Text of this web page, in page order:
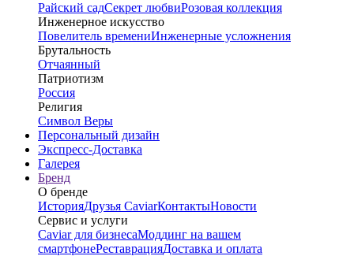
Райский садСекрет любвиРозовая коллекция
Инженерное искусство
Повелитель времениИнженерные усложнения
Брутальность
Отчаянный
Патриотизм
Россия
Религия
Символ Веры
Персональный дизайн
Экспресс-Доставка
Галерея
Бренд
О бренде
ИсторияДрузья CaviarКонтактыНовости
Сервис и услуги
Caviar для бизнесаМоддинг на вашем
смартфонеРеставрацияДоставка и оплата